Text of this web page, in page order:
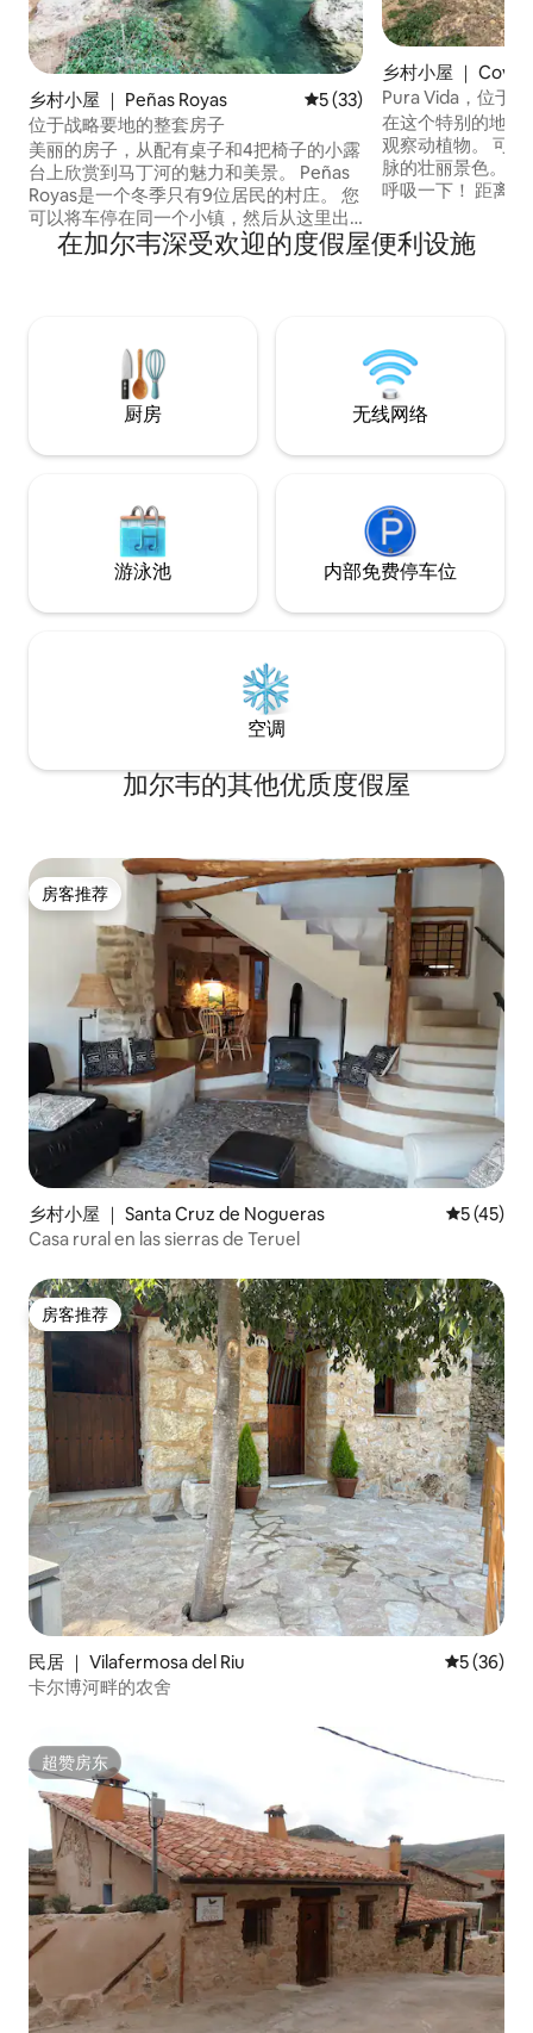
乡村小屋 ｜ Peñas Royas 平均评分 5 分（满分 5 分）
5 (33)
位于战略要地的整套房子
美丽的房子，从配有桌子和4把椅子的小露
台上欣赏到马丁河的魅力和美景。 Peñas
Royas是一个冬季只有9位居民的村庄。 您
可以将车停在同一个小镇，然后从这里出
发，选择多条路线。 一个没有交通堵塞的
村庄，沐浴在马丁河畔，非常适合放松身
和带壁炉和电视的客厅
乡村小屋 ｜
mà
Pura Vida，位于
在这个特别的地方
观察动植物。 可
脉的壮丽景色。
呼吸一下！ 距离您的房子400米处有一个
立的房源里度过一
伦西亚机场或卡斯
在加尔韦深受欢迎的度假屋便利设施
厨房 无线网络
游泳池 内部免费停车位
空调
加尔韦的其他优质度假屋
房客推荐
房客推荐
乡村小屋 ｜ Santa Cruz de Nogueras 平均评分
5 (45)
Casa rural en las sierras de Teruel
房客推荐
房客推荐
民居 ｜ Vilafermosa del Riu 平均评分
5 (36)
卡尔博河畔的农舍
超赞房东
超赞房东